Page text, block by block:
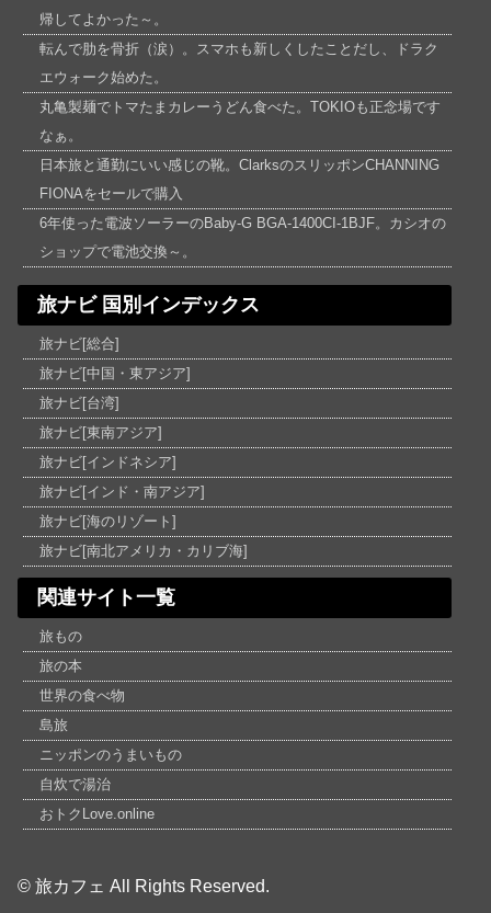
帰してよかった～。
転んで肋を骨折（涙）。スマホも新しくしたことだし、ドラク
エウォーク始めた。
丸亀製麺でトマたまカレーうどん食べた。TOKIOも正念場です
なぁ。
日本旅と通勤にいい感じの靴。ClarksのスリッポンCHANNING
FIONAをセールで購入
6年使った電波ソーラーのBaby-G BGA-1400CI-1BJF。カシオの
ショップで電池交換～。
旅ナビ 国別インデックス
旅ナビ[総合]
旅ナビ[中国・東アジア]
旅ナビ[台湾]
旅ナビ[東南アジア]
旅ナビ[インドネシア]
旅ナビ[インド・南アジア]
旅ナビ[海のリゾート]
旅ナビ[南北アメリカ・カリブ海]
関連サイト一覧
旅もの
旅の本
世界の食べ物
島旅
ニッポンのうまいもの
自炊で湯治
おトクLove.online
© 旅カフェ All Rights Reserved.